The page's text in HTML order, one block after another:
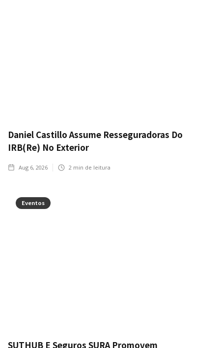
Daniel Castillo Assume Resseguradoras Do
IRB(Re) No Exterior
Aug 6, 2026 2 min de leitura
Eventos
SUTHUB E Seguros SURA Promovem